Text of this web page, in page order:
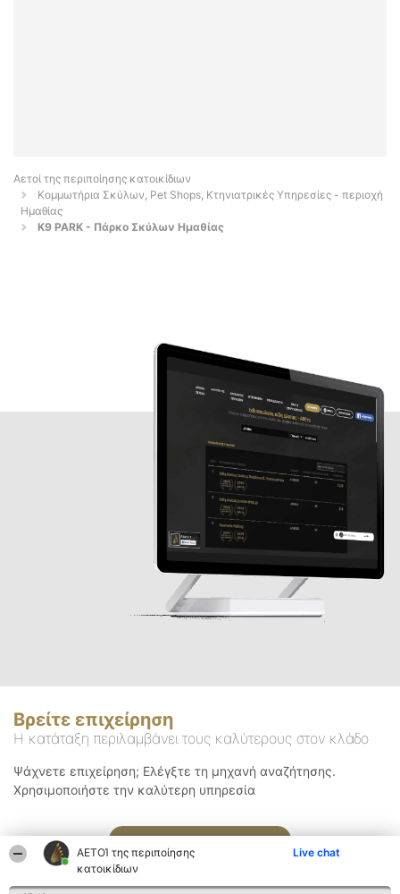
ΑΕΤΟΊ της περιποίησης
κατοικίδιων
Live chat
Αετοί της περιποίησης κατοικίδιων
Κομμωτήρια Σκύλων, Pet Shops, Κτηνιατρικές Υπηρεσίες - περιοχή
Ημαθίας
K9 PARK - Πάρκο Σκύλων Ημαθίας
Βρείτε επιχείρηση
Η κατάταξη περιλαμβάνει τους καλύτερους στον κλάδο
Ψάχνετε επιχείρηση; Ελέγξτε τη μηχανή αναζήτησης.
Χρησιμοποιήστε την καλύτερη υπηρεσία
Αναζήτηση